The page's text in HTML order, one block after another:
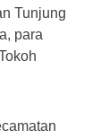
Tunjung
para